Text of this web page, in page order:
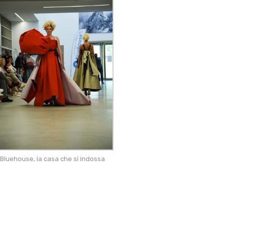
Bluehouse, la casa che si indossa